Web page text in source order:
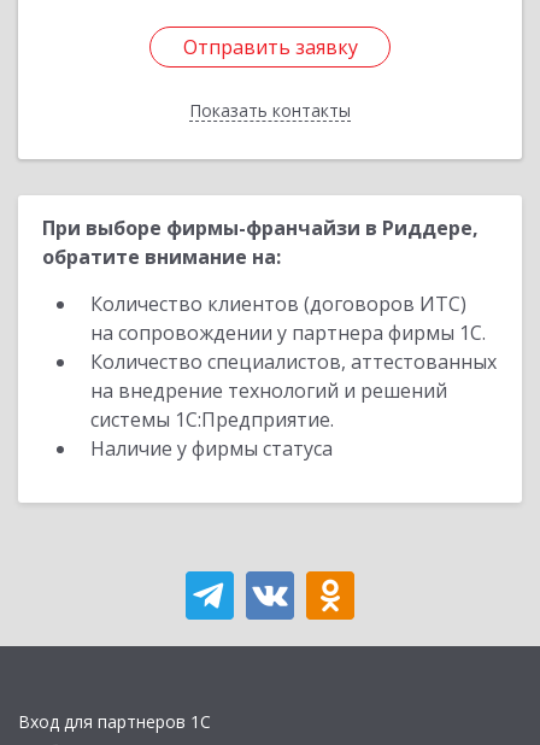
Отправить заявку
Показать контакты
Отправить заявку
Назад
При выборе фирмы-франчайзи в Риддере,
обратите внимание на:
Количество клиентов (договоров ИТС)
на сопровождении у партнера фирмы 1С.
Количество специалистов, аттестованных
на внедрение технологий и решений
системы 1С:Предприятие.
Наличие у фирмы статуса
Вход для партнеров 1С